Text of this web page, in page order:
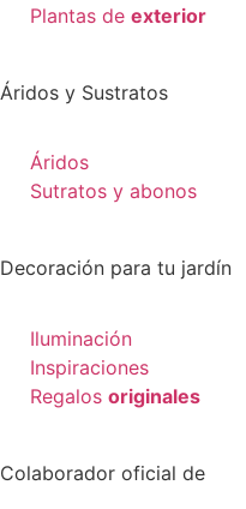
Plantas de exterior
Áridos y Sustratos
Áridos
Sutratos y abonos
Decoración para tu jardín
Iluminación
Inspiraciones
Regalos originales
Colaborador oficial de